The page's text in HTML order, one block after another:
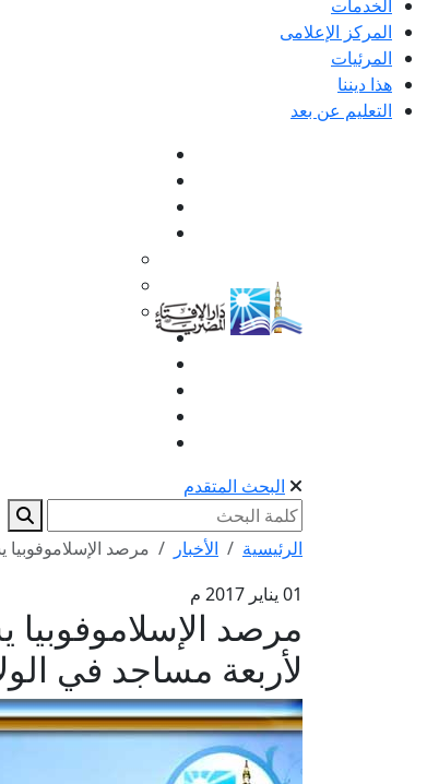
الخدمات
المركز الإعلامى
المرئيات
هذا ديننا
التعليم عن بعد
البحث المتقدم
الرئيسية الأخبار
مرصد
01 يناير 2017 م
مرصد الإسلاموفوبيا
لأربعة مساجد في